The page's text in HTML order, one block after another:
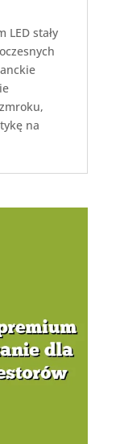
stały
na